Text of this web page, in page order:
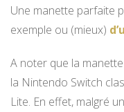
Une manette parfaite
exemple ou (mieux)
A noter que la
la Nintendo Switch
Lite. En effet, malgré